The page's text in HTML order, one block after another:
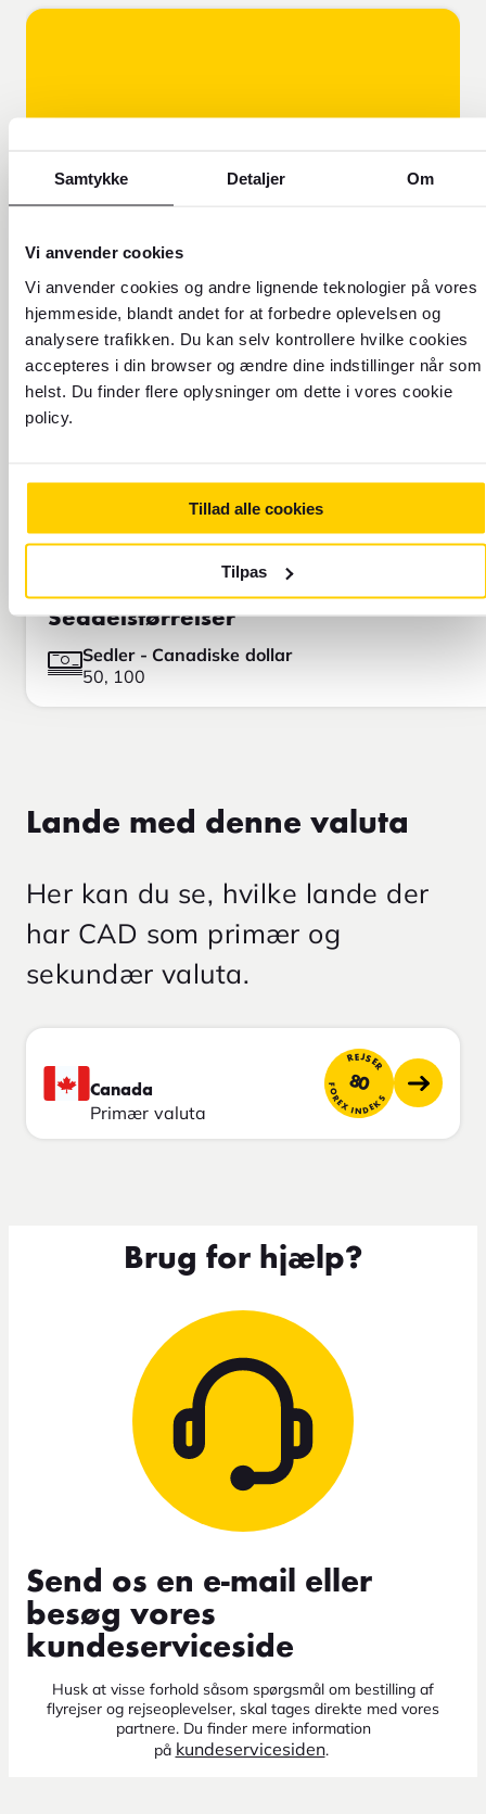
Samtykke Detaljer Om
Vi anvender cookies
Vi anvender cookies og andre lignende teknologier på vores
hjemmeside, blandt andet for at forbedre oplevelsen og
analysere trafikken. Du kan selv kontrollere hvilke cookies
accepteres i din browser og ændre dine indstillinger når som
helst. Du finder flere oplysninger om dette i vores cookie
policy.
Tillad alle cookies
Tilpas
FOREX FORKLARER!
Få flere oplysninger om, hvorfor
vores valutakurs er forskellig fra
den kurs, du ser online.
Seddelstørrelser
Sedler - Canadiske dollar
50, 100
Lande med denne valuta
Her kan du se, hvilke lande der
har CAD som primær og
sekundær valuta.
Canada
Primær valuta
REJSER
80
FOREX INDEKS
Brug for hjælp?
Send os en e-mail eller
besøg vores
kundeserviceside
Husk at visse forhold såsom spørgsmål om bestilling af
flyrejser og rejseoplevelser, skal tages direkte med vores
partnere. Du finder mere information
på kundeservicesiden.